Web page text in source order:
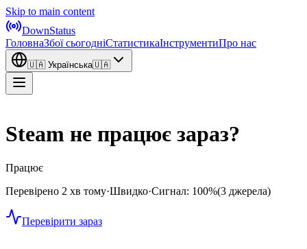
Skip to main content
DownStatus
ГоловнаЗбої сьогодніСтатистикаІнструментиПро нас
🇺🇦 Українська🇺🇦
Steam не працює зараз?
Працює
Перевірено 2 хв тому·Швидко·Сигнал: 100%(3 джерела)
Перевірити зараз